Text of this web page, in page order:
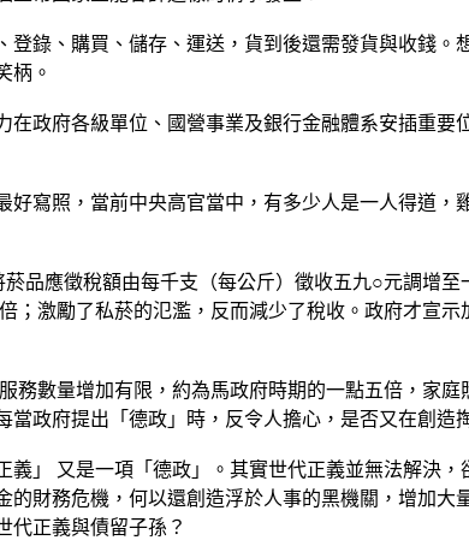
錄、購買、儲存、運送，貨到後還需發貨與收錢。
柄。
在政府各級單位、國營事業及銀行金融體系安插重
好寫照，當前中央高官當中，有多少人是一人得道，
品應徵稅額由每千支（每公斤）徵收五九○元調增
激勵了私菸的氾濫，反而減少了稅收。政府才宣
數量增加有限，約為馬政府時期的一點五倍，家
政府提出「德政」時，反令人擔心，是否又在創造
」 又是一項「德政」。其實世代正義並無法解決
財務危機，何以還創造浮於人事的黑機關，增加大
代正義與債留子孫？